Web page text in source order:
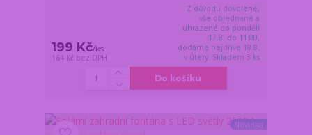
199 Kč/ks
164 Kč bez DPH
Z důvodu dovolené,
vše objednané a
uhrazené do pondělí
17.8. do 11:00,
dodáme nejdříve 18.8.
v úterý. Skladem 3 ks
Do košíku
Novinka